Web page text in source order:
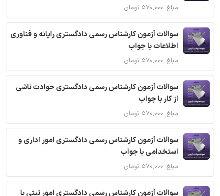
مبلغ: ۵۷۰,۰۰۰ تومان
سوالات آزمون کارشناس رسمی دادگستری رایانه و فناوری
اطلاعات با جواب
مبلغ: ۵۷۰,۰۰۰ تومان
سوالات آزمون کارشناس رسمی دادگستری حوادث ناشی
از کار با جواب
مبلغ: ۵۷۰,۰۰۰ تومان
سوالات آزمون کارشناس رسمی دادگستری امور اداری و
استخدامی با جواب
مبلغ: ۵۷۰,۰۰۰ تومان
سوالات آزمون کارشناس رسمی دادگستری امور ثبتی با